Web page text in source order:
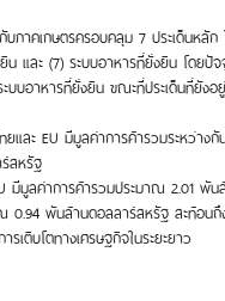
ภาคเกษตรครอบคลุม 7 ประเด็นห
ะ (7) ระบบอาหารที่ยั่งยืน โดยปั
บอาหารที่ยั่งยืน ขณะที่ประเด็นที่ยั
ละ EU มีมูลค่าการค้ารวมระหว่า
สหรัฐ
มีมูลค่าการค้ารวมประมาณ 2.01
พันล้านดอลลาร์สหรัฐ สะท้อน
เติบโตทางเศรษฐกิจในระยะยาว